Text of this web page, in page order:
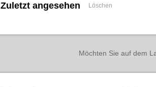
Zuletzt angesehen Löschen
Möchten Sie auf dem